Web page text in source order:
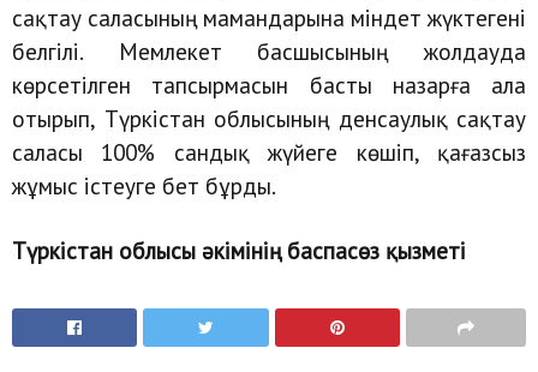
сақтау саласының мамандарына міндет жүктегені
белгілі. Мемлекет басшысының жолдауда
көрсетілген тапсырмасын басты назарға ала
отырып, Түркістан облысының денсаулық сақтау
саласы 100% сандық жүйеге көшіп, қағазсыз
жұмыс істеуге бет бұрды.
Түркістан облысы әкімінің баспасөз қызметі